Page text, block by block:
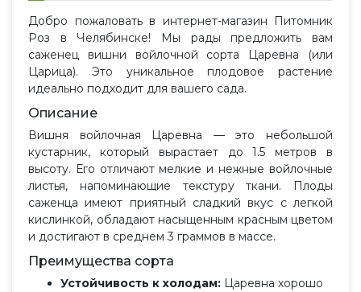
Добро пожаловать в интернет-магазин Питомник
Роз в Челябинске! Мы рады предложить вам
саженец вишни войлочной сорта Царевна (или
Царица). Это уникальное плодовое растение
идеально подходит для вашего сада.
Описание
Вишня войлочная Царевна — это небольшой
кустарник, который вырастает до 1.5 метров в
высоту. Его отличают мелкие и нежные войлочные
листья, напоминающие текстуру ткани. Плоды
саженца имеют приятный сладкий вкус с легкой
кислинкой, обладают насыщенным красным цветом
и достигают в среднем 3 граммов в массе.
Преимущества сорта
Устойчивость к холодам: Царевна хорошо